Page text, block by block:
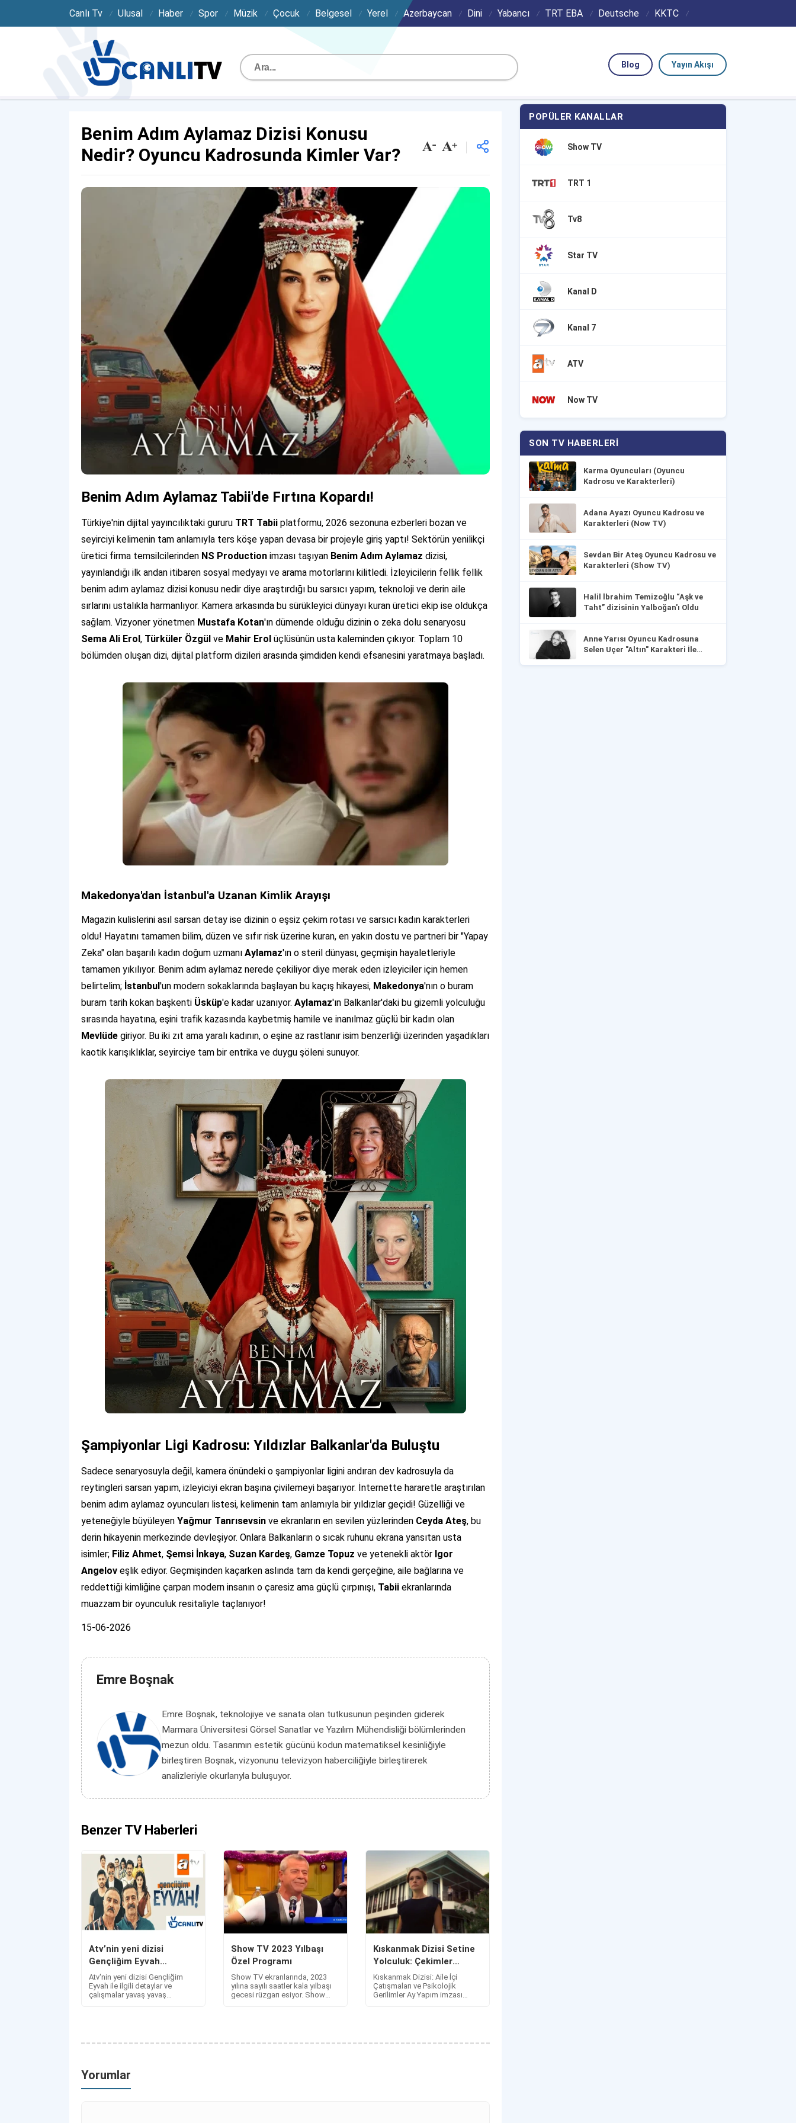
Canlı Tv Ulusal Haber Spor Müzik Çocuk Belgesel Yerel Azerbaycan Dini Yabancı TRT EBA Deutsche KKTC
Yayın Akışı
Blog
Benim Adım Aylamaz Dizisi Konusu
Nedir? Oyuncu Kadrosunda Kimler Var?
Benim Adım Aylamaz Tabii'de Fırtına Kopardı!
Türkiye'nin dijital yayıncılıktaki gururu TRT Tabii platformu, 2026 sezonuna ezberleri bozan ve
seyirciyi kelimenin tam anlamıyla ters köşe yapan devasa bir projeyle giriş yaptı! Sektörün yenilikçi
üretici firma temsilcilerinden NS Production imzası taşıyan Benim Adım Aylamaz dizisi,
yayınlandığı ilk andan itibaren sosyal medyayı ve arama motorlarını kilitledi. İzleyicilerin fellik fellik
benim adım aylamaz dizisi konusu nedir diye araştırdığı bu sarsıcı yapım, teknoloji ve derin aile
sırlarını ustalıkla harmanlıyor. Kamera arkasında bu sürükleyici dünyayı kuran üretici ekip ise oldukça
sağlam. Vizyoner yönetmen Mustafa Kotan'ın dümende olduğu dizinin o zeka dolu senaryosu
Sema Ali Erol , Türküler Özgül ve Mahir Erol üçlüsünün usta kaleminden çıkıyor. Toplam 10
bölümden oluşan dizi, dijital platform dizileri arasında şimdiden kendi efsanesini yaratmaya başladı.
Makedonya'dan İstanbul'a Uzanan Kimlik Arayışı
Magazin kulislerini asıl sarsan detay ise dizinin o eşsiz çekim rotası ve sarsıcı kadın karakterleri
oldu! Hayatını tamamen bilim, düzen ve sıfır risk üzerine kuran, en yakın dostu ve partneri bir "Yapay
Zeka" olan başarılı kadın doğum uzmanı Aylamaz'ın o steril dünyası, geçmişin hayaletleriyle
tamamen yıkılıyor. Benim adım aylamaz nerede çekiliyor diye merak eden izleyiciler için hemen
belirtelim; İstanbul 'un modern sokaklarında başlayan bu kaçış hikayesi, Makedonya'nın o buram
buram tarih kokan başkenti Üsküp'e kadar uzanıyor. Aylamaz'ın Balkanlar'daki bu gizemli yolculuğu
sırasında hayatına, eşini trafik kazasında kaybetmiş hamile ve inanılmaz güçlü bir kadın olan
Mevlüde giriyor. Bu iki zıt ama yaralı kadının, o eşine az rastlanır isim benzerliği üzerinden yaşadıkları
kaotik karışıklıklar, seyirciye tam bir entrika ve duygu şöleni sunuyor.
Şampiyonlar Ligi Kadrosu: Yıldızlar Balkanlar'da Buluştu
Sadece senaryosuyla değil, kamera önündeki o şampiyonlar ligini andıran dev kadrosuyla da
reytingleri sarsan yapım, izleyiciyi ekran başına çivilemeyi başarıyor. İnternette hararetle araştırılan
benim adım aylamaz oyuncuları listesi, kelimenin tam anlamıyla bir yıldızlar geçidi! Güzelliği ve
yeteneğiyle büyüleyen Yağmur Tanrısevsin ve ekranların en sevilen yüzlerinden Ceyda Ateş, bu
derin hikayenin merkezinde devleşiyor. Onlara Balkanların o sıcak ruhunu ekrana yansıtan usta
isimler; Filiz Ahmet, Şemsi İnkaya, Suzan Kardeş, Gamze Topuz ve yetenekli aktör Igor
Angelov eşlik ediyor. Geçmişinden kaçarken aslında tam da kendi gerçeğine, aile bağlarına ve
reddettiği kimliğine çarpan modern insanın o çaresiz ama güçlü çırpınışı, Tabii ekranlarında
muazzam bir oyunculuk resitaliyle taçlanıyor!
15-06-2026
Emre Boşnak
Emre Boşnak, teknolojiye ve sanata olan tutkusunun peşinden giderek
Marmara Üniversitesi Görsel Sanatlar ve Yazılım Mühendisliği bölümlerinden
mezun oldu. Tasarımın estetik gücünü kodun matematiksel kesinliğiyle
birleştiren Boşnak, vizyonunu televizyon haberciliğiyle birleştirerek
analizleriyle okurlarıyla buluşuyor.
Benzer TV Haberleri
Atv’nin yeni dizisi
Gençliğim Eyvah
oyuncuları ve konusu
belli oldu. İşte dizinin
yayın tarihi!
Atv'nin yeni dizisi Gençliğim
Eyvah ile ilgili detaylar ve
çalışmalar yavaş yavaş
Show TV 2023 Yılbaşı
Özel Programı
Show TV ekranlarında, 2023
yılına sayılı saatler kala yılbaşı
gecesi rüzgarı esiyor. Show
Kıskanmak Dizisi Setine
Yolculuk: Çekimler
Nerede Yapılıyor?
Kıskanmak Dizisi: Aile İçi
Çatışmaları ve Psikolojik
Gerilimler Ay Yapım imzası
Yorumlar
POPÜLER KANALLAR
Show TV
TRT 1
Tv8
Star TV
Kanal D
Kanal 7
ATV
Now TV
SON TV HABERLERI
Karma Oyuncuları (Oyuncu
Kadrosu ve Karakterleri)
Adana Ayazı Oyuncu Kadrosu ve
Karakterleri (Now TV)
Sevdan Bir Ateş Oyuncu Kadrosu ve
Karakterleri (Show TV)
Halil İbrahim Temizoğlu “Aşk ve
Taht” dizisinin Yalboğan'ı Oldu
Anne Yarısı Oyuncu Kadrosuna
Selen Uçer "Altın" Karakteri İle